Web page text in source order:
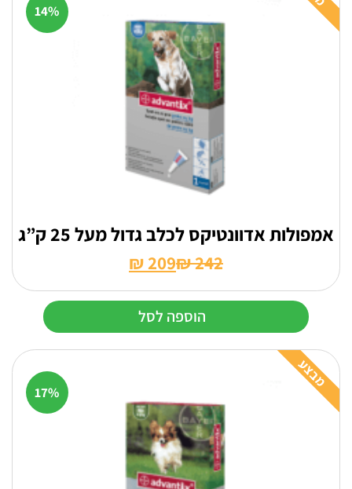
14%
אמפולות אדוונטיקס לכלב גדול מעל 25 ק”ג
₪242 המחיר
המקורי
היה:
₪209
המחיר
הנוכחי
הוא:
הוספה לסל
מבצע
17%